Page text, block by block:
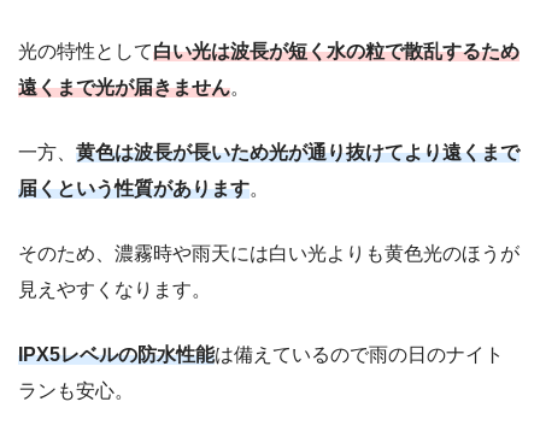
光の特性として白い光は波長が短く水の粒で散乱するため
遠くまで光が届きません。
一方、 黄色は波長が長いため光が通り抜けてより遠くまで
届くという性質があります。
そのため、濃霧時や雨天には白い光よりも黄色光のほうが
見えやすくなります。
IPX5レベルの防水性能は備えているので雨の日のナイト
ランも安心。